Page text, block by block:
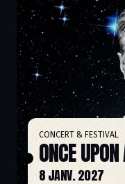
CONCERT & FESTIVAL
ONCE
8 JANV. 2027